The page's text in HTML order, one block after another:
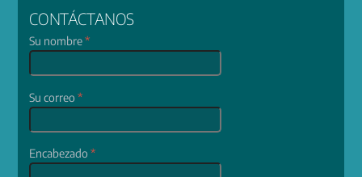
CONTÁCTANOS
Su nombre*
Su correo*
Encabezado*